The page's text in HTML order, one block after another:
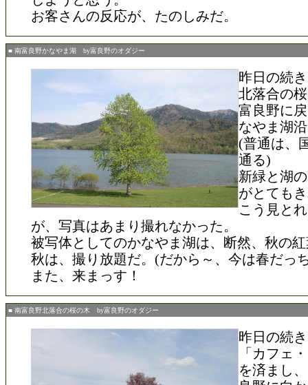
お客さんの反応が、たのしみだ。
■ 南富良野かなやま湖 by富良野のオダジー
昨日の続
北落合の
富良野に
なやま湖
(普通は、
通る)
新緑と湖
がとても
こう見と
が、写真はあまり撮れなかった。
被写体としてのかなやま湖は、断然、秋の
秋は、撮り放題だ。(だから～、今は春だっ
また、来まっす！
■ 南富良野北落合の桜の木 by富良野のオダジー
昨日の続
「カフェ
を済まし